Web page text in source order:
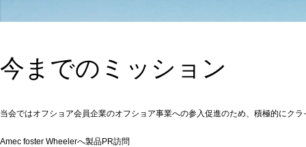
今までのミッション
当会ではオフショア会員企業のオフショア事業への参入促進のため、積極的にク
Amec foster Wheelerへ製品PR訪問